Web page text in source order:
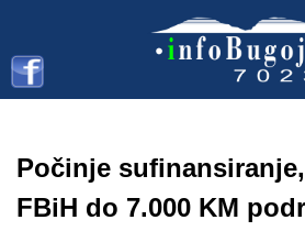
Počinje
FBiH do 7.000 KM